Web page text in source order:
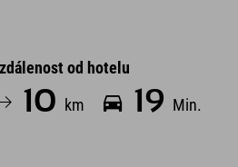
od hotelu
10 km 19 Min.